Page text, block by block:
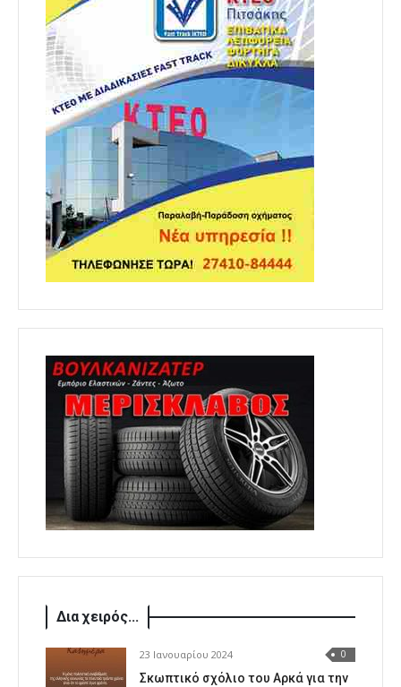
Δια χειρός...
23 Ιανουαρίου 2024 0
Σκωπτικό σχόλιο του Αρκά για την